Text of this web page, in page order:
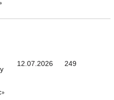
12.07.2026 249